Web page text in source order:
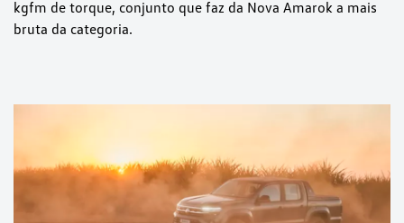
kgfm de torque, conjunto que faz da Nova Amarok a mais
bruta da categoria.